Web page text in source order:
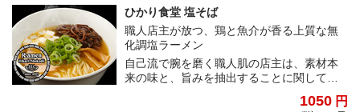
ひかり食堂 塩そば
職人店主が放つ、鶏と魚介が香る上質な無
化調塩ラーメン
自己流で腕を磨く職人肌の店主は、素材本
来の味と、旨みを抽出することに関しては
ゆる素材を活かし、香り、味わいを上品に
1050 円